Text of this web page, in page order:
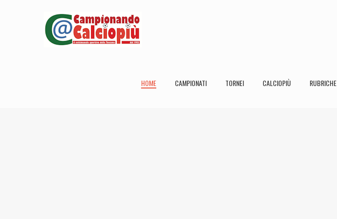
HOME CAMPIONATI TORNEI CALCIOPIÙ RUBRICHE